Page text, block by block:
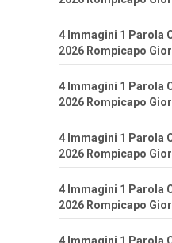
4 Immagini 1 Parola
2026 Rompicapo
4 Immagini 1 Parola
2026 Rompicapo
4 Immagini 1 Parola
2026 Rompicapo
4 Immagini 1 Parola
2026 Rompicapo